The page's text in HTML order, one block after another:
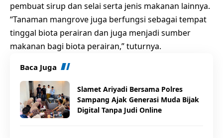
pembuat sirup dan selai serta jenis makanan lainnya.
“Tanaman mangrove juga berfungsi sebagai tempat
tinggal biota perairan dan juga menjadi sumber
makanan bagi biota perairan,” tuturnya.
Baca Juga
Slamet Ariyadi Bersama Polres
Sampang Ajak Generasi Muda Bijak
Digital Tanpa Judi Online